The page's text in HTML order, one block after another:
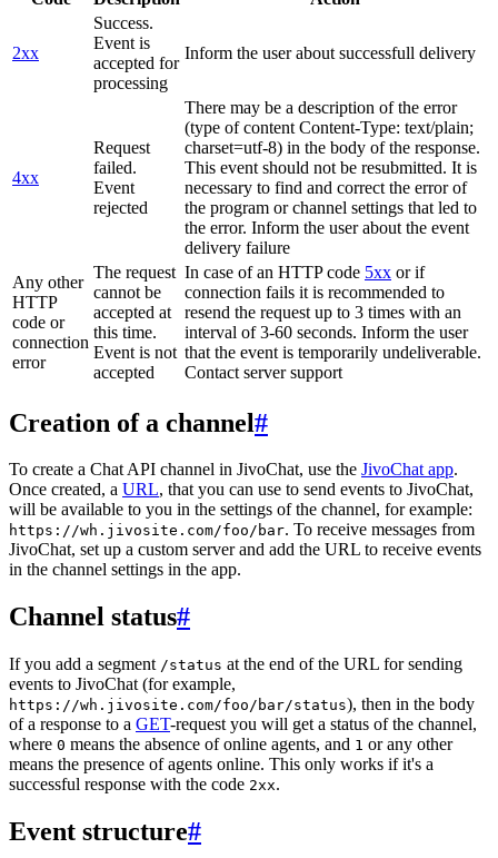
2xx
Success.
Event is
accepted for
processing
Inform the user about successfull delivery
4xx
Request
failed.
Event
rejected
There may be a description of the error
(type of content Content-Type: text/plain;
charset=utf-8) in the body of the response.
This event should not be resubmitted. It is
necessary to find and correct the error of
the program or channel settings that led to
the error. Inform the user about the event
delivery failure
Any other
HTTP
code or
connection
error
The request
cannot be
accepted at
this time.
Event is not
accepted
In case of an HTTP code 5xx or if
connection fails it is recommended to
resend the request up to 3 times with an
interval of 3-60 seconds. Inform the user
that the event is temporarily undeliverable.
Contact server support
Creation of a channel#
To create a Chat API channel in JivoChat, use the JivoChat app.
Once created, a URL, that you can use to send events to JivoChat,
will be available to you in the settings of the channel, for example:
https://wh.jivosite.com/foo/bar. To receive messages from
JivoChat, set up a custom server and add the URL to receive events
in the channel settings in the app.
Channel status#
If you add a segment /status at the end of the URL for sending
events to JivoChat (for example,
https://wh.jivosite.com/foo/bar/status), then in the body
of a response to a GET-request you will get a status of the channel,
where 0 means the absence of online agents, and 1 or any other
means the presence of agents online. This only works if it's a
successful response with the code 2xx.
Event structure#